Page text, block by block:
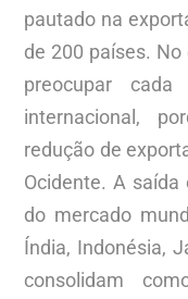
pautado na
de 200 países.
preocupar
internacional,
redução de
Ocidente. A
do mercado
Índia, Indonésia,
consolidam